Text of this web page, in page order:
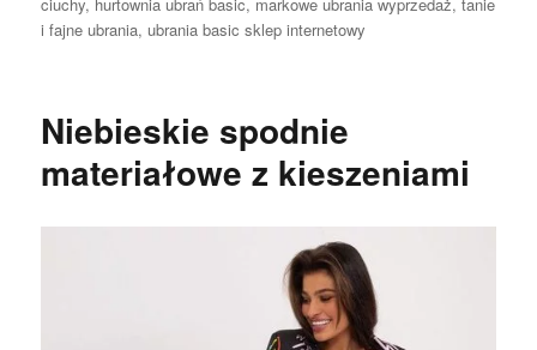
i fajne ubrania, ubrania basic sklep internetowy
Niebieskie spodnie
materiałowe z kieszeniami